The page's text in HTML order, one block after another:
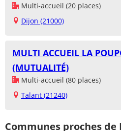
Multi-accueil (20 places)
Dijon (21000)
MULTI ACCUEIL LA
(MUTUALITÉ)
Multi-accueil (80 places)
Talant (21240)
Communes proches de